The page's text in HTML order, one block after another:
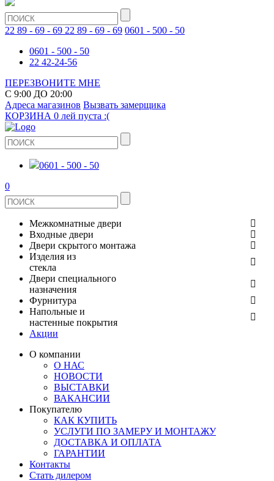
22 89 - 69 - 69 22 89 - 69 - 69 0601 - 500 - 50
0601 - 500 - 50
22 42-24-56
ПЕРЕЗВОНИТЕ МНЕ
С 9:00 ДО 20:00
Адреса магазинов Вызвать замерщика
КОРЗИНА 0 лей пуста :(
0601 - 500 - 50
0
Межкомнатные двери
ШПОНИРОВАНЫЕ
ЭКОШПОН
ЭМАЛЬ
ИЗ МАССИВА СОСНЫ
ИЗ МАССИВА ОЛЬХИ
РАСПРОДАЖА ОСТАТКОВ
ВСЕ ДВЕРИ
Входные двери
МЕТАЛЛИЧЕСКИЕ ДВЕРИ
В КВАРТИРУ
ДЛЯ ДОМА
Двери скрытого монтажа
СТЕКЛЯННЫЕ
ЗЕРКАЛЬНЫЕ
КЕРАМОГРАНИТ
ПОД ОБОИ И ПОКРАСКУ
Изделия из
стекла
ДВЕРИ
ДУШЕВЫЕ КАБИНЫ И ПЕРЕГОРОДКИ
РАЗДВИЖНЫЕ ПЕРЕГОРОДКИ
Двери специального
назначения
ПРОТИВОПОЖАРНЫЕ
Фурнитура
ДВЕРНЫЕ РУЧКИ
КОМПЛЕКТУЮЩИЕ
ОГРАНИЧИТЕЛИ
ПЕТЛИ
РАЗДВИЖНАЯ СИСТЕМА
Напольные и
настенные покрытия
СТЕНОВЫЕ ПАНЕЛИ
Акции
О компании
О НАС
НОВОСТИ
ВЫСТАВКИ
ВАКАНСИИ
Покупателю
КАК КУПИТЬ
УСЛУГИ ПО ЗАМЕРУ И МОНТАЖУ
ДОСТАВКА И ОПЛАТА
ГАРАНТИИ
Контакты
Стать дилером